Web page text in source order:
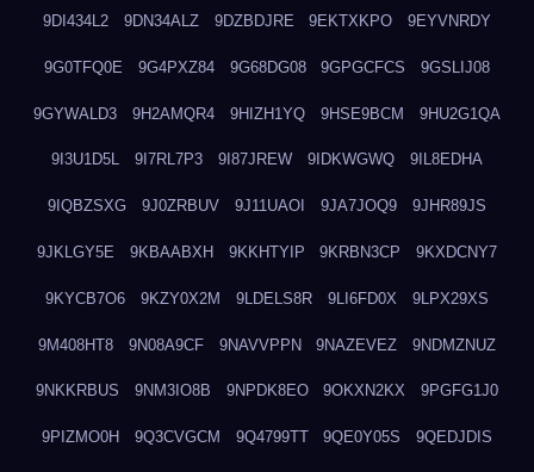
9DI434L2 9DN34ALZ 9DZBDJRE 9EKTXKPO 9EYVNRDY
9G0TFQ0E 9G4PXZ84 9G68DG08 9GPGCFCS 9GSLIJ08
9GYWALD3 9H2AMQR4 9HIZH1YQ 9HSE9BCM 9HU2G1QA
9I3U1D5L 9I7RL7P3 9I87JREW 9IDKWGWQ 9IL8EDHA
9IQBZSXG 9J0ZRBUV 9J11UAOI 9JA7JOQ9 9JHR89JS
9JKLGY5E 9KBAABXH 9KKHTYIP 9KRBN3CP 9KXDCNY7
9KYCB7O6 9KZY0X2M 9LDELS8R 9LI6FD0X 9LPX29XS
9M408HT8 9N08A9CF 9NAVVPPN 9NAZEVEZ 9NDMZNUZ
9NKKRBUS 9NM3IO8B 9NPDK8EO 9OKXN2KX 9PGFG1J0
9PIZMO0H 9Q3CVGCM 9Q4799TT 9QE0Y05S 9QEDJDIS